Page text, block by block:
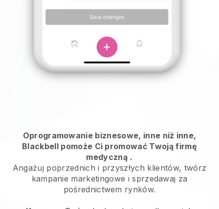
Oprogramowanie biznesowe, inne niż inne,
Blackbell pomoże Ci promować Twoją firmę
medyczną .
Angażuj poprzednich i przyszłych klientów, twórz
kampanie marketingowe i sprzedawaj za
pośrednictwem rynków.